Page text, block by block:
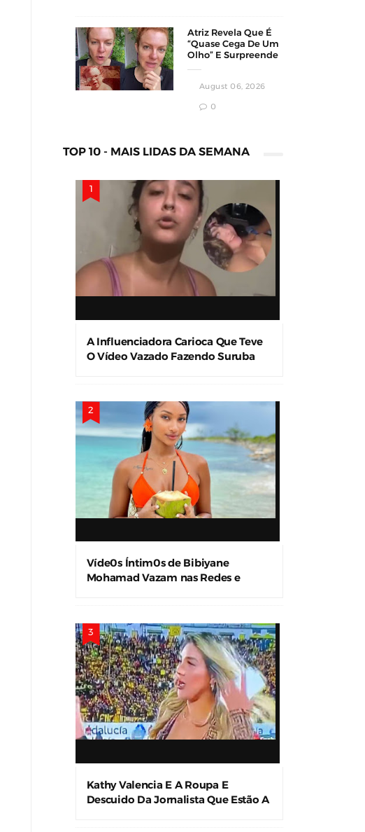
Atriz Revela Que É
“Quase Cega De Um
Olho” E Surpreende
August 06, 2026
0
TOP 10 - MAIS LIDAS DA SEMANA
A Influenciadora Carioca Que Teve
O Vídeo Vazado Fazendo Suruba
Víde0s Íntim0s de Bibiyane
Mohamad Vazam nas Redes e
Kathy Valencia E A Roupa E
Descuido Da Jornalista Que Estão A